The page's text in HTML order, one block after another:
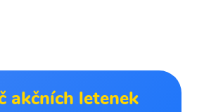
akčních letenek